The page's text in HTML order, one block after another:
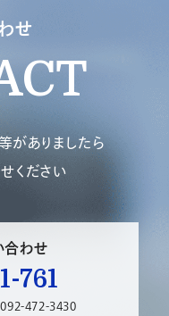
せ
がありましたら
ください
わせ
761
472-3430